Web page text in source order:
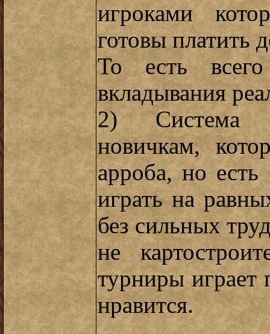
игроками
готовы платить
То есть
вкладывания
2) Система
новичкам,
арроба, но
играть на
без сильных
не
турниры играет
нравится.